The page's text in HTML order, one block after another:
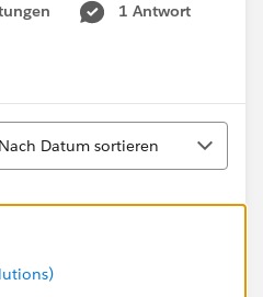
1 Antwort
Nach Datum sortieren